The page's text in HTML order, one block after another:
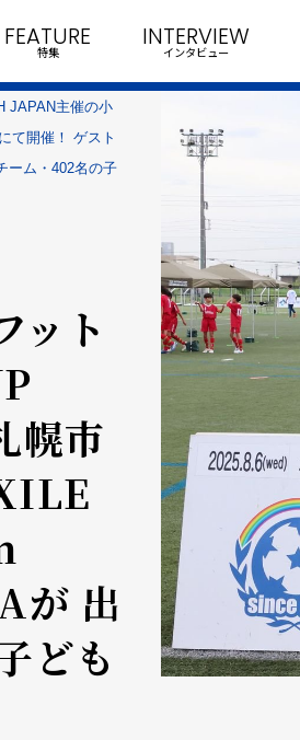
FEATURE
特集
INTERVIEW
インタビュー
JAPAN主催の小
て開催！ ゲスト
ーム・402名の子
ット
幌市
が 出
ども